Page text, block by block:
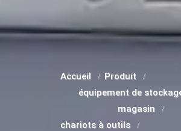
Accueil
Produit
équipement de
magasin
chariots à outils